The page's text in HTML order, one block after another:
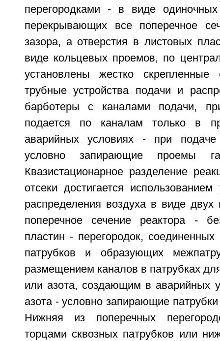
перегородками - в виде
перекрывающих все поперечное
зазора, а отверстия в листовых
виде кольцевых проемов, по
установлены жестко
трубные устройства подачи и
барботеры с каналами подачи,
подается по каналам только в
аварийных условиях - при
условно запирающие проемы
Квазистационарное разделение
отсеки достигается
распределения воздуха в виде
поперечное сечение реактора -
пластин - перегородок,
патрубков и образующих
размещением каналов в патрубках
или азота, создающим в аварийных
азота - условно запирающие
Нижняя из поперечных
торцами сквозных патрубков или